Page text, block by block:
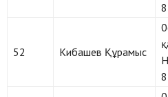
52 Кибашев Құрамыс